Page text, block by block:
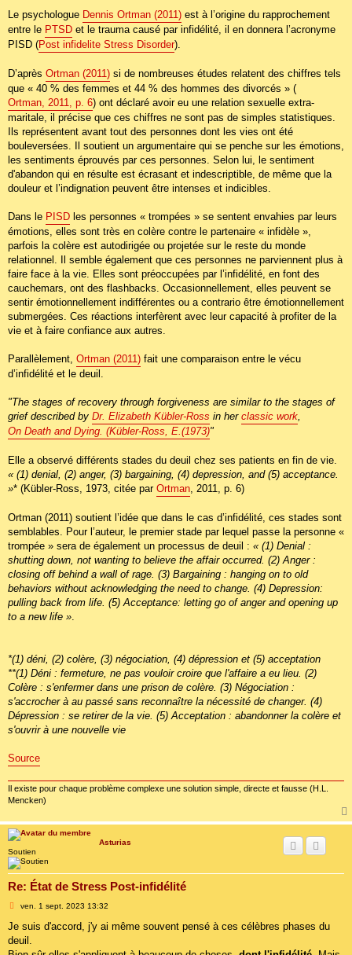
s
a
g
e
Le psychologue Dennis Ortman (2011) est à l’origine du rapprochement
entre le PTSD et le trauma causé par infidélité, il en donnera l’acronyme
PISD (Post infidelite Stress Disorder).
D’après Ortman (2011) si de nombreuses études relatent des chiffres tels
que « 40 % des femmes et 44 % des hommes des divorcés » (
Ortman, 2011, p. 6) ont déclaré avoir eu une relation sexuelle extra-
maritale, il précise que ces chiffres ne sont pas de simples statistiques.
Ils représentent avant tout des personnes dont les vies ont été
bouleversées. Il soutient un argumentaire qui se penche sur les émotions,
les sentiments éprouvés par ces personnes. Selon lui, le sentiment
d'abandon qui en résulte est écrasant et indescriptible, de même que la
douleur et l’indignation peuvent être intenses et indicibles.
Dans le PISD les personnes « trompées » se sentent envahies par leurs
émotions, elles sont très en colère contre le partenaire « infidèle »,
parfois la colère est autodirigée ou projetée sur le reste du monde
relationnel. Il semble également que ces personnes ne parviennent plus à
faire face à la vie. Elles sont préoccupées par l’infidélité, en font des
cauchemars, ont des flashbacks. Occasionnellement, elles peuvent se
sentir émotionnellement indifférentes ou a contrario être émotionnellement
submergées. Ces réactions interfèrent avec leur capacité à profiter de la
vie et à faire confiance aux autres.
Parallèlement, Ortman (2011) fait une comparaison entre le vécu
d’infidélité et le deuil.
"The stages of recovery through forgiveness are similar to the stages of
grief described by Dr. Elizabeth Kübler-Ross in her classic work,
On Death and Dying. (Kübler-Ross, E.(1973)"
Elle a observé différents stades du deuil chez ses patients en fin de vie.
« (1) denial, (2) anger, (3) bargaining, (4) depression, and (5) acceptance.
»* (Kübler-Ross, 1973, citée par Ortman, 2011, p. 6)
Ortman (2011) soutient l’idée que dans le cas d’infidélité, ces stades sont
semblables. Pour l’auteur, le premier stade par lequel passe la personne «
trompée » sera de également un processus de deuil : « (1) Denial :
shutting down, not wanting to believe the affair occurred. (2) Anger :
closing off behind a wall of rage. (3) Bargaining : hanging on to old
behaviors without acknowledging the need to change. (4) Depression:
pulling back from life. (5) Acceptance: letting go of anger and opening up
to a new life ».
*(1) déni, (2) colère, (3) négociation, (4) dépression et (5) acceptation
**(1) Déni : fermeture, ne pas vouloir croire que l'affaire a eu lieu. (2)
Colère : s'enfermer dans une prison de colère. (3) Négociation :
s'accrocher à au passé sans reconnaître la nécessité de changer. (4)
Dépression : se retirer de la vie. (5) Acceptation : abandonner la colère et
s'ouvrir à une nouvelle vie
Source
Il existe pour chaque problème complexe une solution simple, directe et fausse (H.L.
Mencken)
Asturias
Soutien
Re: État de Stress Post-infidélité
M
s
a
g
ven. 1 sept. 2023 13:32
Je suis d'accord, j'y ai même souvent pensé à ces célèbres phases du
deuil.